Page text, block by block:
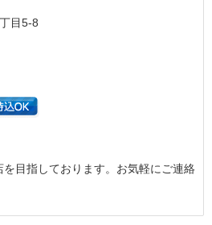
目5-8
を目指しております。お気軽にご連絡